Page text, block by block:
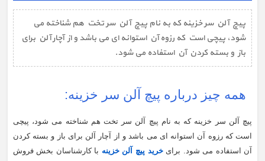
پیچ آلن سر خزینه که به نام پیچ آلن سر تخت هم شناخته می
شود، پیچی است که رزوه آن استوانه ای می باشد و از آچار آلن برای
باز و بسته کردن آن استفاده می شود.
همه چیز درباره پیچ آلن سر خزینه:
پیچ آلن سر خزینه که به نام پیچ آلن سر تخت هم شناخته می شود، پیچی
است که رزوه آن استوانه ای می باشد و از آچار آلن برای باز و بسته کردن
آن استفاده می شود. برایخرید پیچ آلن خزینه با کارشناسان بخش فروش